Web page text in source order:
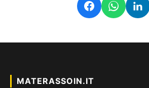
MATERASSOIN.IT